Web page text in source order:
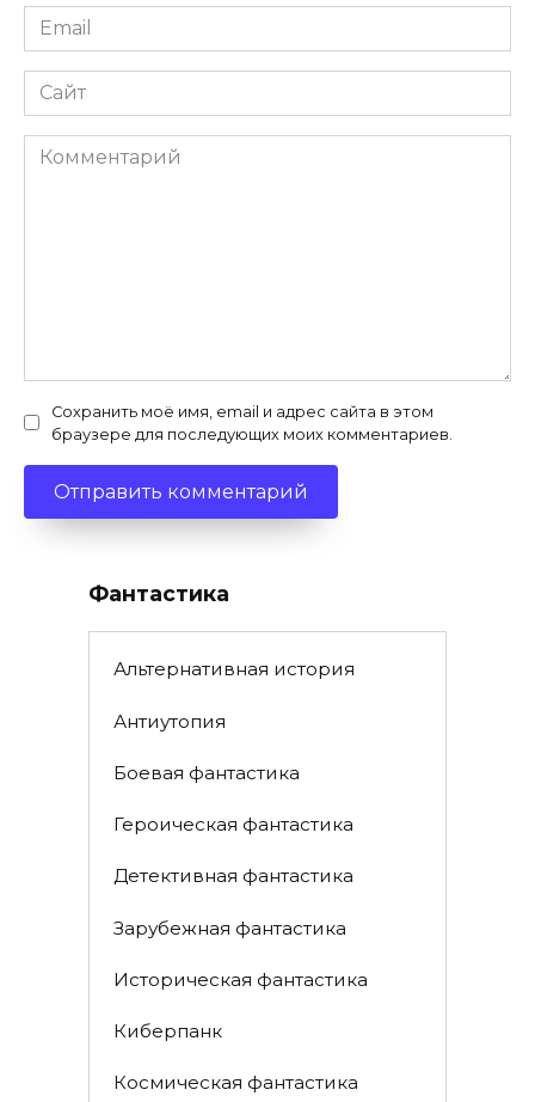
Email
*
Сайт
Комментарий
Сохранить моё имя, email и адрес сайта в этом
браузере для последующих моих комментариев.
Фантастика
Альтернативная история
Антиутопия
Боевая фантастика
Героическая фантастика
Детективная фантастика
Зарубежная фантастика
Историческая фантастика
Киберпанк
Космическая фантастика